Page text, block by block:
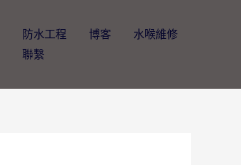
防水工程 博客
水喉維修
聯繫